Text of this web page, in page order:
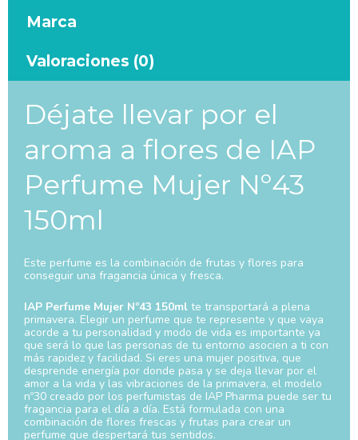
Marca
Valoraciones (0)
Déjate llevar por el
aroma a flores de IAP
Perfume Mujer Nº43
150ml
Este perfume es la combinación de frutas y flores para
conseguir una fragancia única y fresca.
IAP Perfume Mujer Nº43 150ml te transportará a plena
primavera. Elegir un perfume que te represente y que vaya
acorde a tu personalidad y modo de vida es importante ya
que será lo que las personas de tu entorno asocien a ti con
más rapidez y facilidad. Si eres una mujer positiva, que
desprende energía por donde pasa y se deja llevar por el
amor a la vida y las vibraciones de la primavera, el modelo
nº30 creado por los perfumistas de IAP Pharma puede ser tu
fragancia para el día a día. Está formulada con una
combinación de flores frescas y frutas para crear un
perfume que despertará tus sentidos.